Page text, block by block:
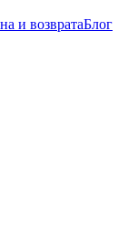
и возвратаБлог